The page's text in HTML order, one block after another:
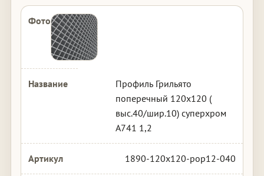
Профиль Грильято
поперечный 120х120 (
выс.40/шир.10) суперхром
А741 1,2
1890-120x120-pop12-040